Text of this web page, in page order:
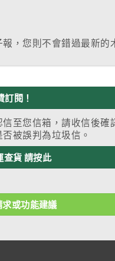
，您則不會錯過最新的
至您信箱，請收信後確
被誤判為垃圾信。
查貨 請按此
求或功能建議